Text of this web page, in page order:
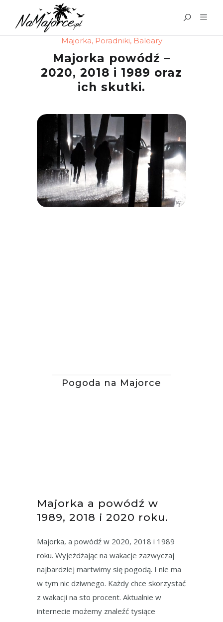
Majorka, Poradniki, Baleary
Majorka powódź –
2020, 2018 i 1989 oraz
ich skutki.
Pogoda na Majorce
Majorka a powódź w
1989, 2018 i 2020 roku.
Majorka, a powódź w 2020, 2018 i 1989
roku. Wyjeżdżając na wakacje zazwyczaj
najbardziej martwimy się pogodą. I nie ma
w tym nic dziwnego. Każdy chce skorzystać
z wakacji na sto procent. Aktualnie w
internecie możemy znaleźć tysiące